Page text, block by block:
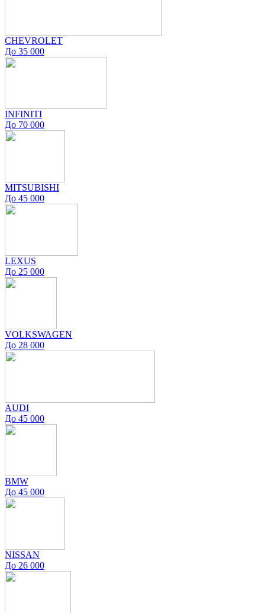
CHEVROLET
До 35 000
INFINITI
До 70 000
MITSUBISHI
До 45 000
LEXUS
До 25 000
VOLKSWAGEN
До 28 000
AUDI
До 45 000
BMW
До 45 000
NISSAN
До 26 000